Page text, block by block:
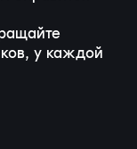
у каждой